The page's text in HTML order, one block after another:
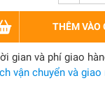
THÊM VÀO
gian và phí giao
vận chuyển và giao